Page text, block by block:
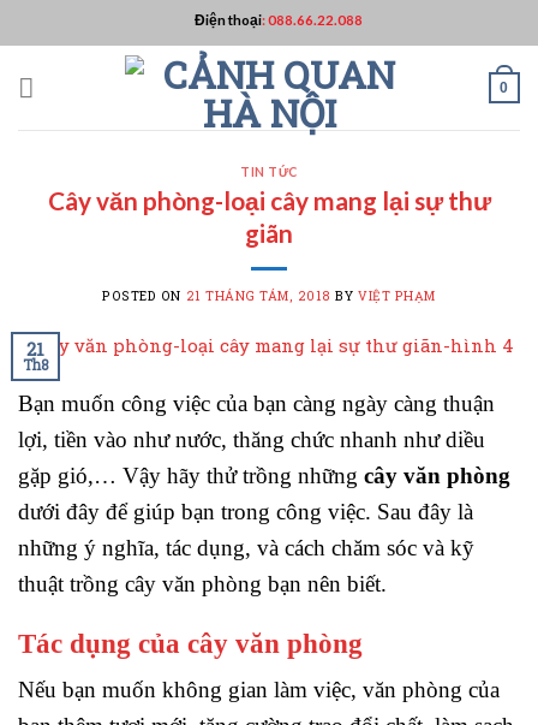
to
Điện thoại:088.66.22.088
0
TIN TỨC
Cây văn phòng-loại cây mang lại sự thư
giãn
POSTED ON 21 THÁNG TÁM, 2018 BY VIỆT PHẠM
21
Th8
Bạn muốn công việc của bạn càng ngày càng thuận
lợi, tiền vào như nước, thăng chức nhanh như diều
gặp gió,… Vậy hãy thử trồng những cây văn phòng
dưới đây để giúp bạn trong công việc. Sau đây là
những ý nghĩa, tác dụng, và cách chăm sóc và kỹ
thuật trồng cây văn phòng bạn nên biết.
Tác dụng của cây văn phòng
Nếu bạn muốn không gian làm việc, văn phòng của